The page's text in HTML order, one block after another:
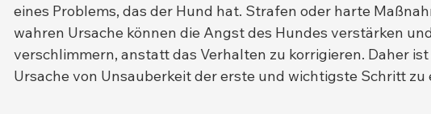
eines Problems, das der Hund hat. Strafen oder harte
wahren Ursache können die Angst des Hundes verstärken
verschlimmern, anstatt das Verhalten zu korrigieren. Daher
Ursache von Unsauberkeit der erste und wichtigste Schritt zu